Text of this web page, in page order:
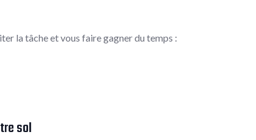
la tâche et vous faire gagner du temps :
sol